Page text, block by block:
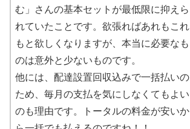
む」さんの基本セットが最低限に抑えら
れていたことです。欲張ればあれもこれ
もと欲しくなりますが、本当に必要なも
のは意外と少ないものです。
他には、配達設置回収込みで一括払いの
ため、毎月の支払を気にしなくてもよい
のも理由です。トータルの料金が安いか